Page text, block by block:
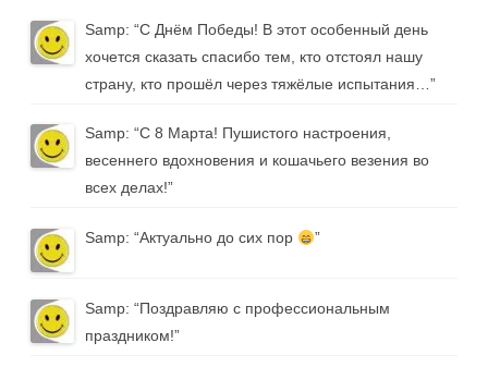
Samp: “С Днём Победы! В этот особенный день
хочется сказать спасибо тем, кто отстоял нашу
страну, кто прошёл через тяжёлые испытания… ”
Samp: “С 8 Марта! Пушистого настроения,
весеннего вдохновения и кошачьего везения во
всех делах!”
Samp: “Актуально до сих пор ”
Samp: “Поздравляю с профессиональным
праздником!”